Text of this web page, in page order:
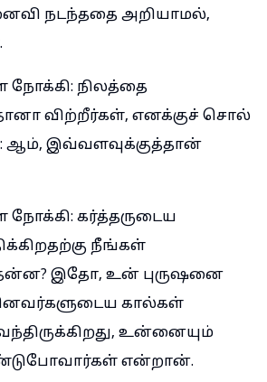
நடந்ததை அறியாமல்,
நோக்கி: நிலத்தை
விற்றீர்கள், எனக்குச் சொல்
இவ்வளவுக்குத்தான்
நோக்கி: கர்த்தருடைய
நீங்கள்
இதோ, உன் புருஷனை
கால்கள்
உன்னையும்
என்றான்.